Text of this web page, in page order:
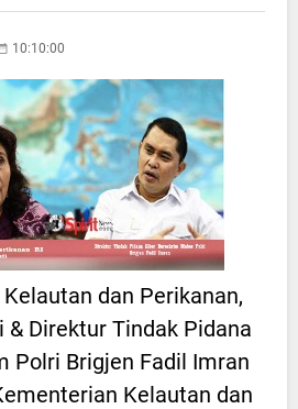
10:10:00
dan Perikanan,
Direktur Tindak Pidana
Polri Brigjen Fadil Imran
Kelautan dan